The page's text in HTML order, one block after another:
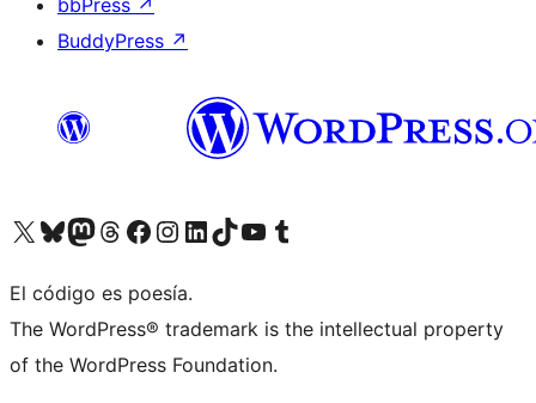
bbPress ↗
BuddyPress ↗
Visit our X (formerly Twitter) account
Visit our Bluesky account
Visit our Mastodon account
Visit our Threads account
Visita nuestra página de Facebook
Visita nuestra cuenta de Instagram
Visita nuestra cuenta de LinkedIn
Visit our TikTok account
Visita nuestro canal de YouTube
Visit our Tumblr account
El código es poesía.
The WordPress® trademark is the intellectual property
of the WordPress Foundation.